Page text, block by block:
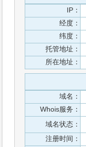
IP：
经度：
纬度：
托管地址：
所在地址：
域名：
Whois服务：
域名状态：
注册时间：